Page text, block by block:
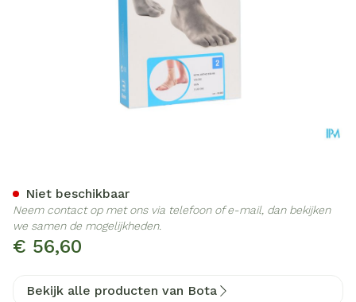
€ 56,60
Niet beschikbaar
Neem contact op met ons via telefoon of e-mail, dan bekijken
we samen de mogelijkheden.
Bekijk alle producten van Bota